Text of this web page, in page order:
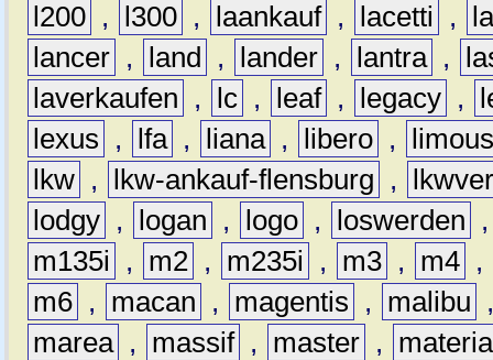
l200 , l300 , laankauf , lacetti ,
lancer , land , lander , lantra ,
laverkaufen
, lc , leaf , legacy ,
lexus
, lfa , liana , libero ,
lkw , lkw-ankauf-flensburg ,
lodgy , logan , logo , loswerden
m135i
, m2 , m235i , m3 , m4 ,
m6 , macan , magentis , malibu
marea , massif , master ,
materia